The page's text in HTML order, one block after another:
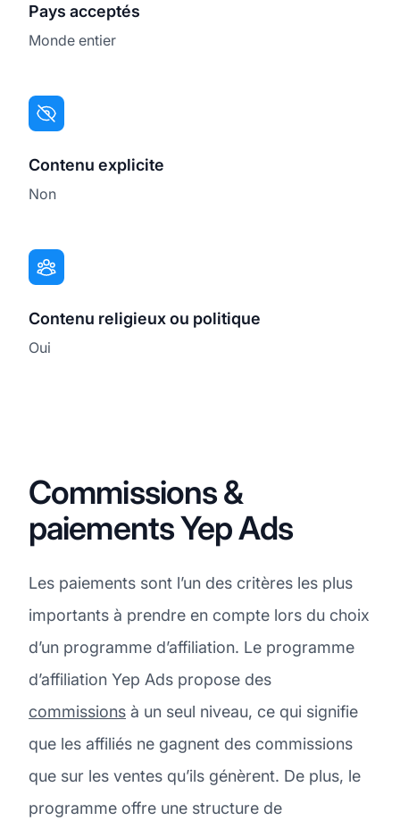
Pays acceptés
Monde entier
Contenu explicite
Non
Contenu religieux ou politique
Oui
Commissions &
paiements Yep Ads
Les paiements sont l’un des critères les plus
importants à prendre en compte lors du choix
d’un programme d’affiliation. Le programme
d’affiliation Yep Ads propose des
commissions à un seul niveau, ce qui signifie
que les affiliés ne gagnent des commissions
que sur les ventes qu’ils génèrent. De plus, le
programme offre une structure de